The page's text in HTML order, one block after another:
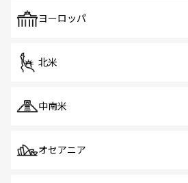
で、ホーカーズは地元の風情を
ヨーロッパ
北米
中南米
オセアニア